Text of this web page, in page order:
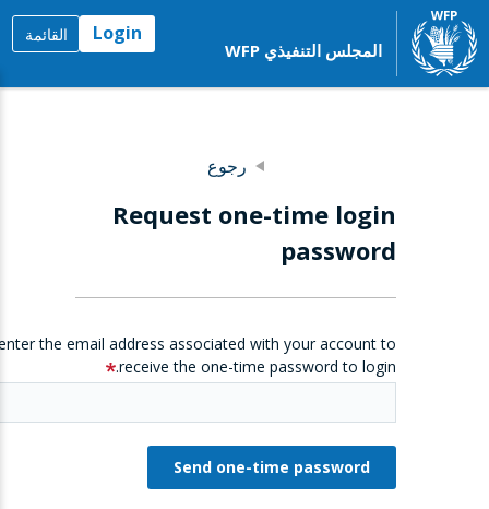
المجلس التنفيذي WFP
Login القائمة
رجوع
Request one-time login
password
the email address associated with your account to
receive the one-time password to login.